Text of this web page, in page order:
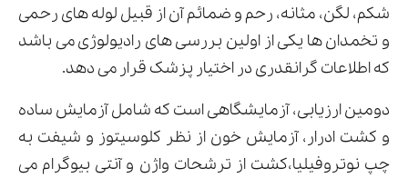
شکم، لگن، مثانه، رحم و ضمائم آن از قبیل لوله های رحمی
و تخمدان ها یکی از اولین بررسی های رادیولوژی می باشد
که اطلاعات گرانقدری در اختیار پزشک قرار می دهد.
دومین ارزیابی، آزمایشگاهی است که شامل آزمایش ساده
و کشت ادرار، آزمایش خون از نظر کلوسیتوز و شیفت به
چپ نوتروفیلیا،کشت از ترشحات واژن و آنتی بیوگرام می